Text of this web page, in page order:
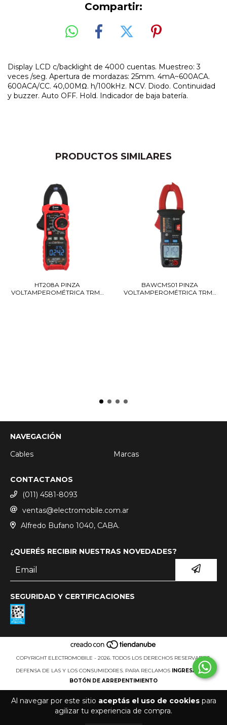
Al navegar por este sitio aceptás el uso de cookiespara
agilizar tu experiencia de compra.
Compartir:
Display LCD c/backlight de 4000 cuentas. Muestreo: 3
veces /seg. Apertura de mordazas: 25mm. 4mA~600ACA.
600ACA/CC. 40,00MΩ. h/100kHz. NCV. Diodo. Continuidad
y buzzer. Auto OFF. Hold. Indicador de baja batería.
PRODUCTOS SIMILARES
HT208A PINZA
VOLTAMPEROMÉTRICA TRMS
BAWCMS01 PINZA
VOLTAMPEROMÉTRICA TRMS
NAVEGACIÓN
Cables
Marcas
CONTACTANOS
(011) 4581-8093
ventas@electromobile.com.ar
Alfredo Bufano 1040, CABA.
¿QUERÉS RECIBIR NUESTRAS NOVEDADES?
SEGURIDAD Y CERTIFICACIONES
COPYRIGHT ELECTROMOBILE - 2026. TODOS LOS DERECHOS RESERVADOS.
DEFENSA DE LAS Y LOS CONSUMIDORES. PARA RECLAMOS INGRESÁ ACÁ.
BOTÓN DE ARREPENTIMIENTO